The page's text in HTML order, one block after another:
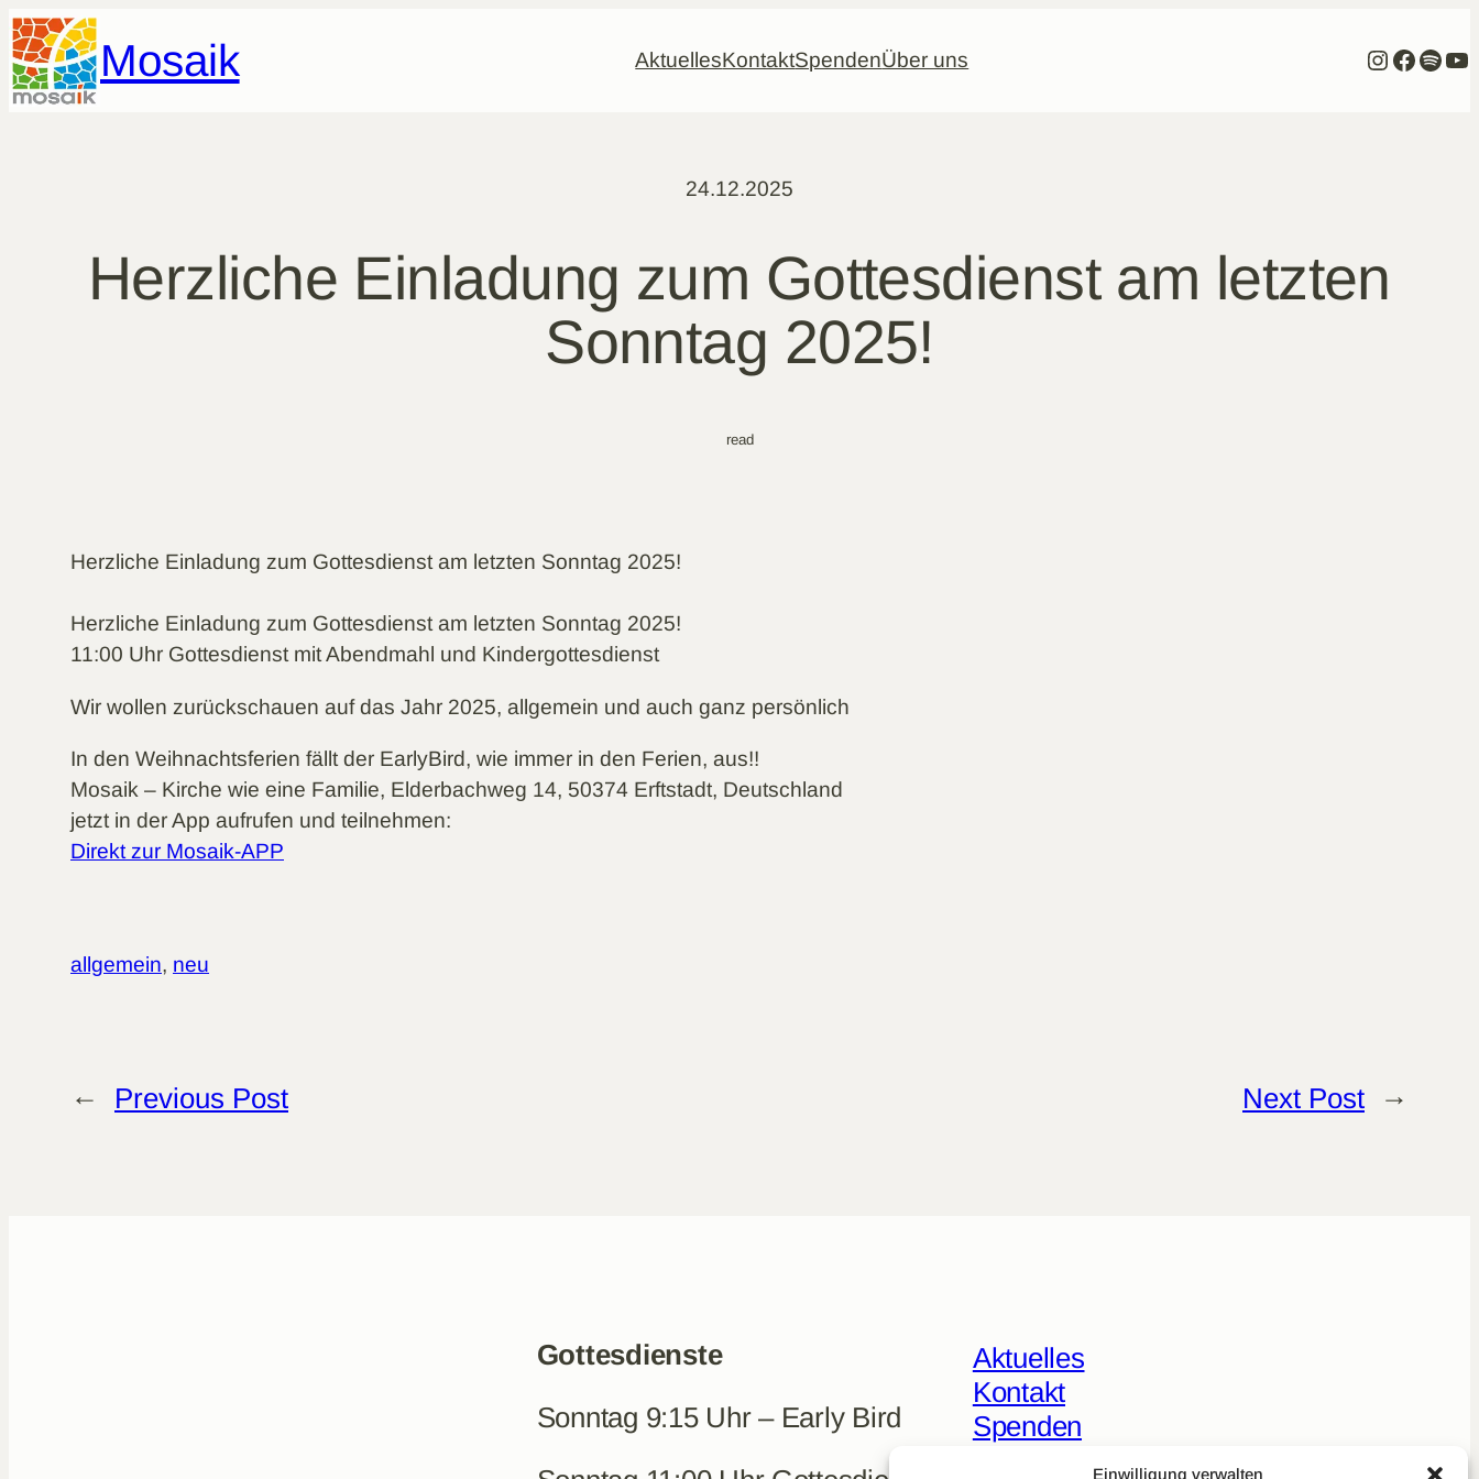
Einwilligung verwalten
Zum
Inhalt
springen Mosaik AktuellesKontaktSpendenÜber uns Instagram
24.12.2025
Herzliche Einladung zum Gottesdienst am letzten
Sonntag 2025!
read
Herzliche Einladung zum Gottesdienst am letzten Sonntag 2025!
Herzliche Einladung zum Gottesdienst am letzten Sonntag 2025!
11:00 Uhr Gottesdienst mit Abendmahl und Kindergottesdienst
Wir wollen zurückschauen auf das Jahr 2025, allgemein und auch ganz persönlich
In den Weihnachtsferien fällt der EarlyBird, wie immer in den Ferien, aus!!
Mosaik – Kirche wie eine Familie, Elderbachweg 14, 50374 Erftstadt, Deutschland
jetzt in der App aufrufen und teilnehmen:
Direkt zur Mosaik-APP
allgemein, neu
← Previous Post Next Post →
Gottesdienste
Sonntag 9:15 Uhr – Early Bird
Aktuelles
Kontakt
Spenden